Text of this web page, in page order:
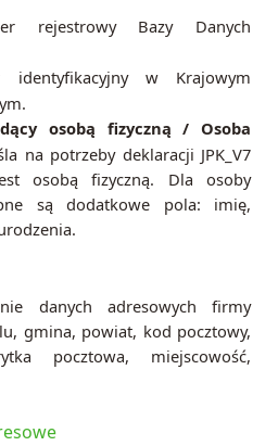
rejestrowy Bazy Danych
w Krajowym
osobą fizyczną / Osoba
na potrzeby deklaracji JPK_V7
osobą fizyczną. Dla osoby
są dodatkowe pola: imię,
danych adresowych firmy
gmina, powiat, kod pocztowy,
pocztowa, miejscowość,